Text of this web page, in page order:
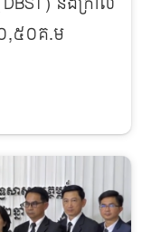
,៥០គ.ម